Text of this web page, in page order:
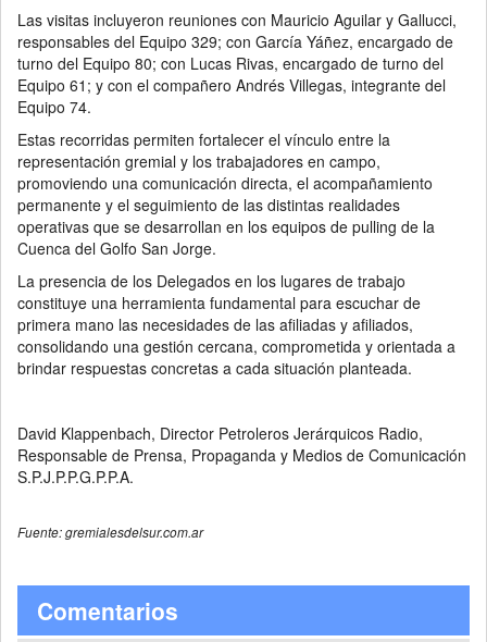
Las visitas incluyeron reuniones con Mauricio Aguilar y Gallucci,
responsables del Equipo 329; con García Yáñez, encargado de
turno del Equipo 80; con Lucas Rivas, encargado de turno del
Equipo 61; y con el compañero Andrés Villegas, integrante del
Equipo 74.
Estas recorridas permiten fortalecer el vínculo entre la
representación gremial y los trabajadores en campo,
promoviendo una comunicación directa, el acompañamiento
permanente y el seguimiento de las distintas realidades
operativas que se desarrollan en los equipos de pulling de la
Cuenca del Golfo San Jorge.
La presencia de los Delegados en los lugares de trabajo
constituye una herramienta fundamental para escuchar de
primera mano las necesidades de las afiliadas y afiliados,
consolidando una gestión cercana, comprometida y orientada a
brindar respuestas concretas a cada situación planteada.
David Klappenbach, Director Petroleros Jerárquicos Radio,
Responsable de Prensa, Propaganda y Medios de Comunicación
S.P.J.P.P.G.P.P.A.
Fuente: gremialesdelsur.com.ar
Comentarios